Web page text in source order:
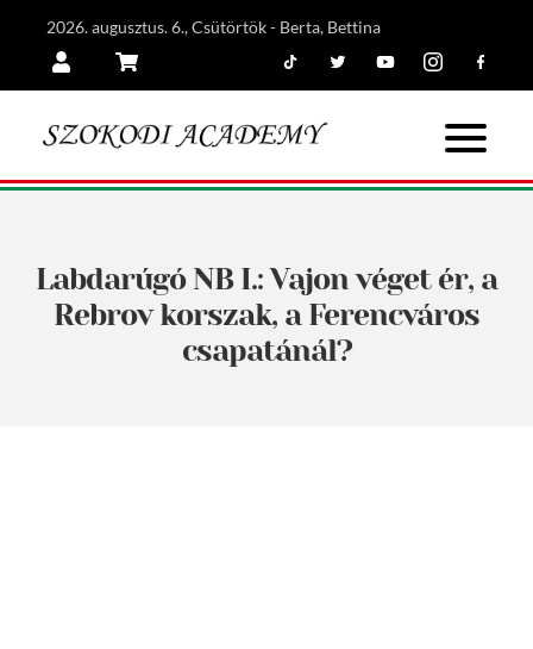
2026. augusztus. 6., Csütörtök - Berta, Bettina
Labdarúgó NB I.: Vajon véget ér, a
Rebrov korszak, a Ferencváros
csapatánál?